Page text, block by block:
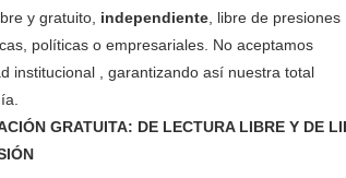
y gratuito, independiente, libre de presiones
políticas o empresariales. No aceptamos
institucional , garantizando así nuestra total
GRATUITA: DE LECTURA LIBRE Y DE